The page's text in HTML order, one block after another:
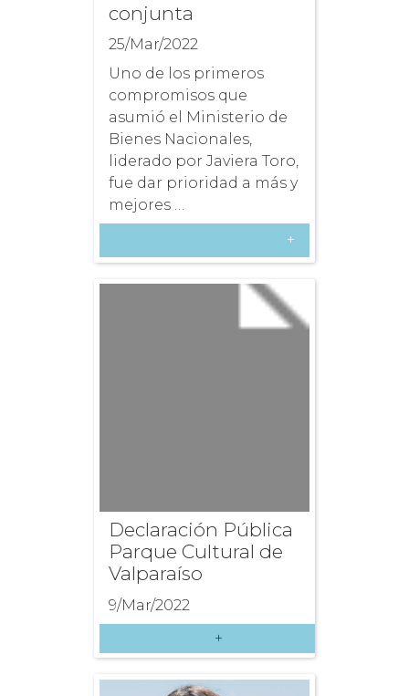
conjunta
25/Mar/2022
Uno de los primeros
compromisos que
asumió el Ministerio de
Bienes Nacionales,
liderado por Javiera Toro,
fue dar prioridad a más y
mejores …
+
Declaración Pública
Parque Cultural de
Valparaíso
9/Mar/2022
+